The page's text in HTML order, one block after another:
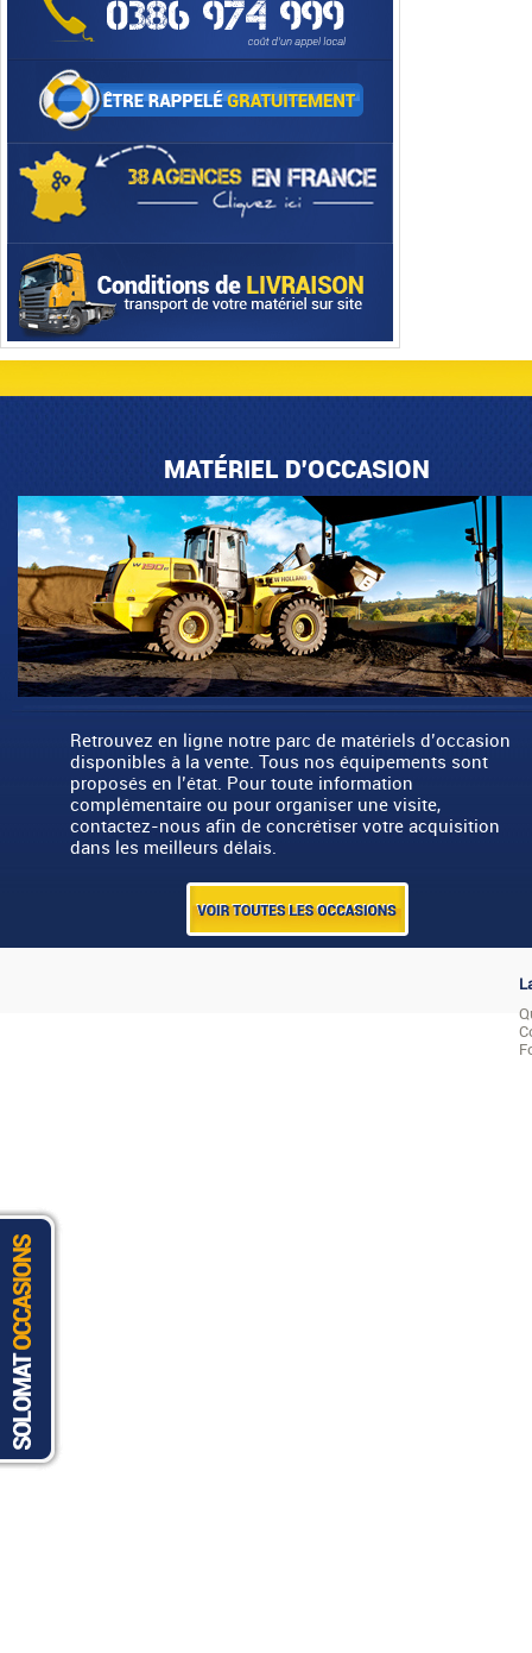
MATÉRIEL D'OCCASION
Retrouvez en ligne notre parc de matériels d’occasion
disponibles à la vente. Tous nos équipements sont
proposés en l’état. Pour toute information
complémentaire ou pour organiser une visite,
contactez-nous afin de concrétiser votre acquisition
dans les meilleurs délais.